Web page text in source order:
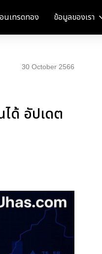
นเทรดทอง ข้อมูลของเรา
30 October 2566
ได้ อัปเดต